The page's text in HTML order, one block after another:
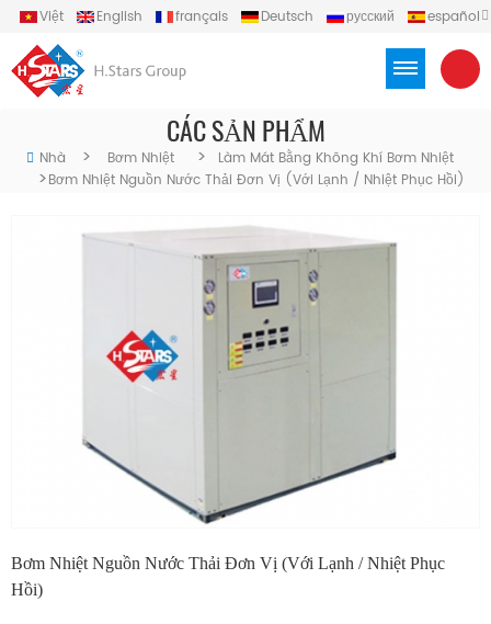
Việt English français Deutsch русский
español
CÁC SẢN PHẨM
Nhà > Bơm Nhiệt > Làm Mát Bằng Không Khí Bơm Nhiệt
>Bơm Nhiệt Nguồn Nước Thải Đơn Vị (với Lạnh / Nhiệt Phục Hồi)
Bơm Nhiệt Nguồn Nước Thải Đơn Vị (với Lạnh / Nhiệt Phục
Hồi)